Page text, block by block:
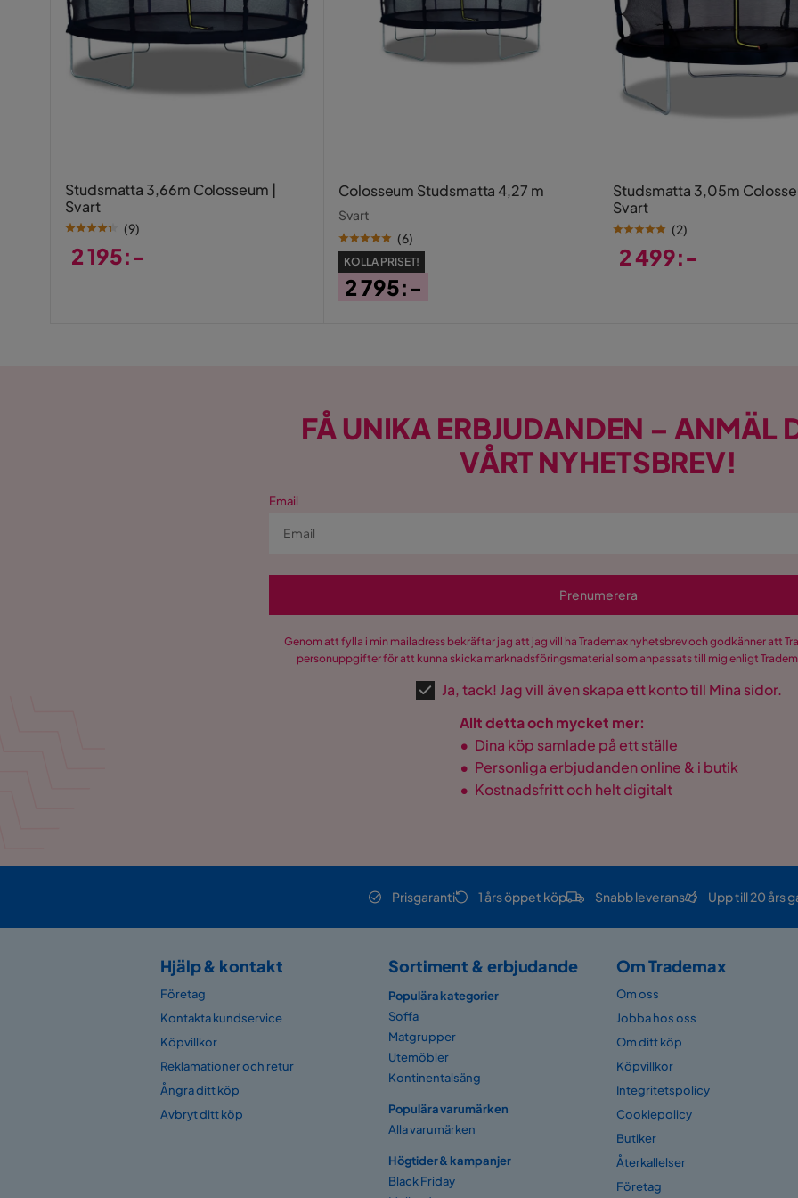
Färgnamn Mörkgrön, röd, gul och orange
Utseende
Serie
Bredd: 195 cm
Djup: 66 cm
Höjd: 182 cm
Studsmatta 3,66m Colosseum |
Svart
(9)
2 195:-
Colosseum Studsmatta 4,27 m
Svart
(6)
KOLLA PRISET!
2 795:-
Studsmatta 3,05m
Svart
(2)
2 499:-
FÅ UNIKA ERBJUDANDEN – ANMÄL
VÅRT NYHETSBREV!
Email
Prenumerera
Genom att fylla i min mailadress bekräftar jag att jag vill ha Trademax nyhetsbrev och godkänner att
personuppgifter för att kunna skicka marknadsföringsmaterial som anpassats till mig enligt
Ja, tack! Jag vill även skapa ett konto till Mina sidor.
Allt detta och mycket mer:
• Dina köp samlade på ett ställe
• Personliga erbjudanden online & i butik
• Kostnadsfritt och helt digitalt
Prisgaranti 1 års öppet köp Snabb leverans Upp till 20 års
Hjälp & kontakt
Företag
Kontakta kundservice
Köpvillkor
Reklamationer och retur
Ångra ditt köp
Avbryt ditt köp
Sortiment & erbjudande
Populära kategorier
Soffa
Matgrupper
Utemöbler
Kontinentalsäng
Populära varumärken
Alla varumärken
Högtider & kampanjer
Black Friday
Om Trademax
Om oss
Jobba hos oss
Om ditt köp
Köpvillkor
Integritetspolicy
Cookiepolicy
Butiker
Återkallelser
Företag